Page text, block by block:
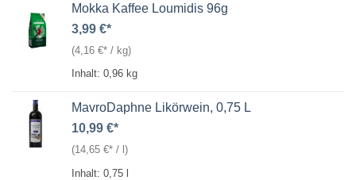
Mokka Kaffee Loumidis 96g
3,99 €
(4,16 € / kg)
Inhalt: 0,96 kg
MavroDaphne Likörwein, 0,75 L
10,99 €
(14,65 € / )
Inhalt: 0,75 l